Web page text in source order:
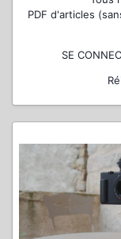
PDF d'articles
SE